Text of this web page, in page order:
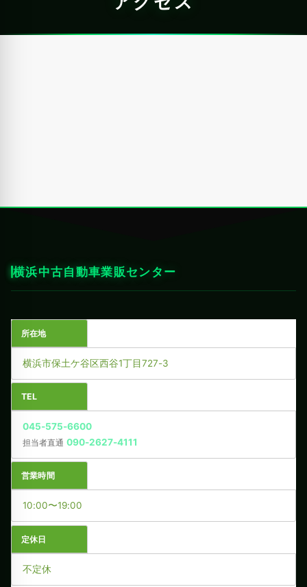
横浜中古自動車業販センター
所在地
横浜市保土ケ谷区西谷1丁目727-3
TEL
045-575-6600
担当者直通 090-2627-4111
営業時間
10:00〜19:00
定休日
不定休